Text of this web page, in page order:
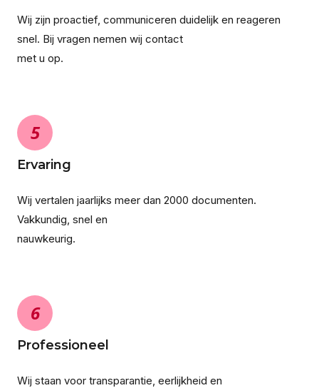
Wij zijn proactief, communiceren duidelijk en reageren
snel. Bij vragen nemen wij contact
met u op.
5
Ervaring
Wij vertalen jaarlijks meer dan 2000 documenten.
Vakkundig, snel en
nauwkeurig.
6
Professioneel
Wij staan voor transparantie, eerlijkheid en